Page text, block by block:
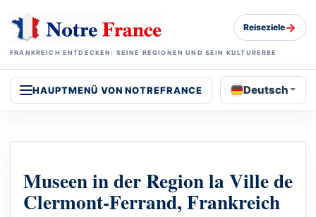
FRANKREICH ENTDECKEN: SEINE REGIONEN UND SEIN KULTURERBE
Reiseziele→
HAUPTMENÜ VON NOTREFRANCE Deutsch
Museen in der Region la Ville de
Clermont-Ferrand, Frankreich